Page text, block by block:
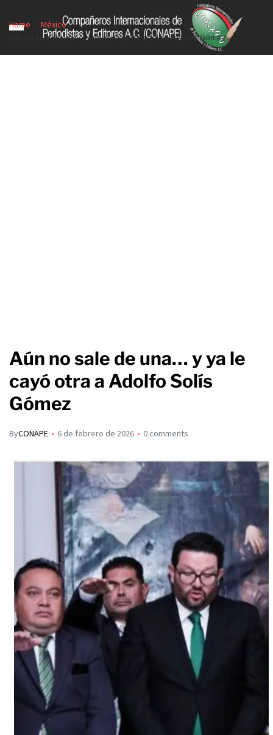
Home
México
Aún no sale de una… y ya le cayó otra a Adolfo Solís Gómez
Aún no sale de una… y ya le
cayó otra a Adolfo Solís
Gómez
ByCONAPE 6 de febrero de 2026 0 comments